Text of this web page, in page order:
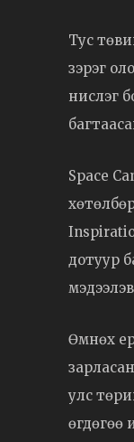
Тус
зэрэг
нислэг
Space
дотуур
Өмнөх
улс
өгдөгөө